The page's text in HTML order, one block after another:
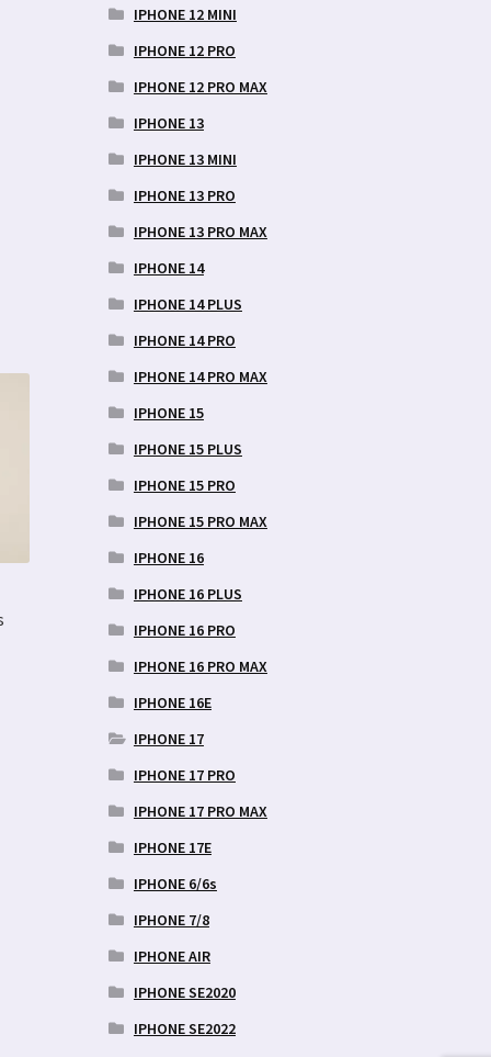
IPHONE 12 MINI
IPHONE 12 PRO
IPHONE 12 PRO MAX
IPHONE 13
IPHONE 13 MINI
IPHONE 13 PRO
IPHONE 13 PRO MAX
IPHONE 14
IPHONE 14 PLUS
IPHONE 14 PRO
IPHONE 14 PRO MAX
IPHONE 15
IPHONE 15 PLUS
IPHONE 15 PRO
IPHONE 15 PRO MAX
IPHONE 16
IPHONE 16 PLUS
IPHONE 16 PRO
IPHONE 16 PRO MAX
IPHONE 16E
IPHONE 17
IPHONE 17 PRO
IPHONE 17 PRO MAX
IPHONE 17E
IPHONE 6/6s
IPHONE 7/8
IPHONE AIR
IPHONE SE2020
IPHONE SE2022